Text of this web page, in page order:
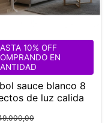
sauce blanco 8
de luz calida
10% OFF
EN